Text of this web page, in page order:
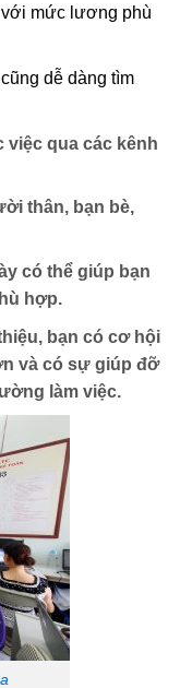
mức lương phù
dễ dàng tìm
việc qua các kênh
thân, bạn bè,
có thể giúp bạn
hợp.
bạn có cơ hội
và có sự giúp đỡ
làm việc.